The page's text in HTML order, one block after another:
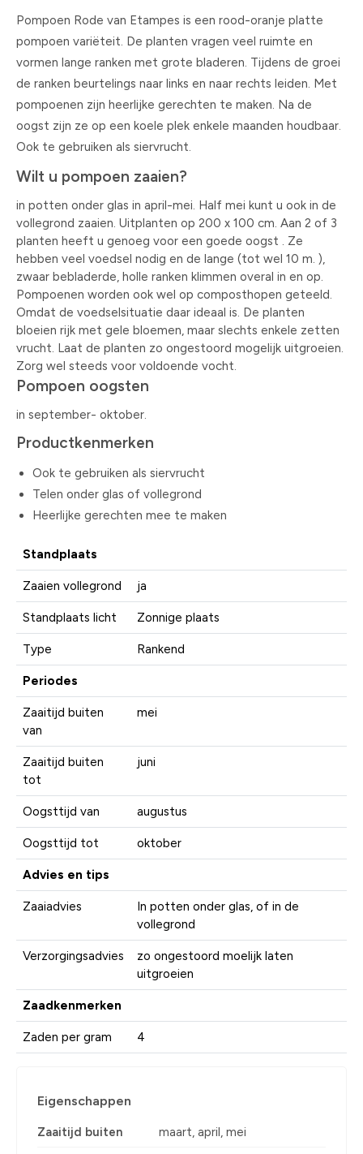
Pompoen Rode van Etampes is een rood-oranje platte
pompoen variëteit. De planten vragen veel ruimte en
vormen lange ranken met grote bladeren. Tijdens de groei
de ranken beurtelings naar links en naar rechts leiden. Met
pompoenen zijn heerlijke gerechten te maken. Na de
oogst zijn ze op een koele plek enkele maanden houdbaar.
Ook te gebruiken als siervrucht.
Wilt u pompoen zaaien?
in potten onder glas in april-mei. Half mei kunt u ook in de
vollegrond zaaien. Uitplanten op 200 x 100 cm. Aan 2 of 3
planten heeft u genoeg voor een goede oogst . Ze
hebben veel voedsel nodig en de lange (tot wel 10 m. ),
zwaar bebladerde, holle ranken klimmen overal in en op.
Pompoenen worden ook wel op composthopen geteeld.
Omdat de voedselsituatie daar ideaal is. De planten
bloeien rijk met gele bloemen, maar slechts enkele zetten
vrucht. Laat de planten zo ongestoord mogelijk uitgroeien.
Zorg wel steeds voor voldoende vocht.
Pompoen oogsten
in september- oktober.
Productkenmerken
Ook te gebruiken als siervrucht
Telen onder glas of vollegrond
Heerlijke gerechten mee te maken
Standplaats
Zaaien vollegrond ja
Standplaats licht Zonnige plaats
Type Rankend
Periodes
Zaaitijd buiten
van
mei
Zaaitijd buiten
tot
juni
Oogsttijd van augustus
Oogsttijd tot oktober
Advies en tips
Zaaiadvies
In potten onder glas, of in de
vollegrond
Verzorgingsadvies
zo ongestoord moelijk laten
uitgroeien
Zaadkenmerken
Zaden per gram 4
Eigenschappen
Zaaitijd buiten maart, april, mei